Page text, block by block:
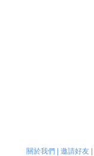
關於我們 邀請好友|